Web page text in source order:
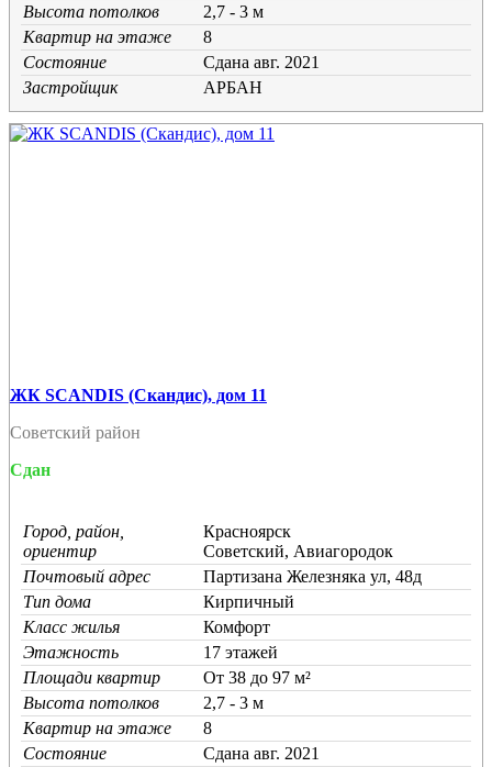
Высота потолков
2,7 - 3 м
Квартир на этаже
8
Состояние
Cдана авг. 2021
Застройщик
АРБАН
ЖК SCANDIS (Скандис), дом 11
Советский район
Сдан
Город, район,
ориентир
Красноярск
Советский, Авиагородок
Почтовый адрес
Партизана Железняка ул, 48д
Тип дома
Кирпичный
Класс жилья
Комфорт
Этажность
17 этажей
Площади квартир
От 38 до 97 м²
Высота потолков
2,7 - 3 м
Квартир на этаже
8
Состояние
Cдана авг. 2021